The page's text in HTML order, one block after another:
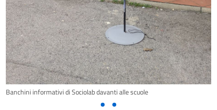
Banchini informativi di Sociolab davanti alle scuole